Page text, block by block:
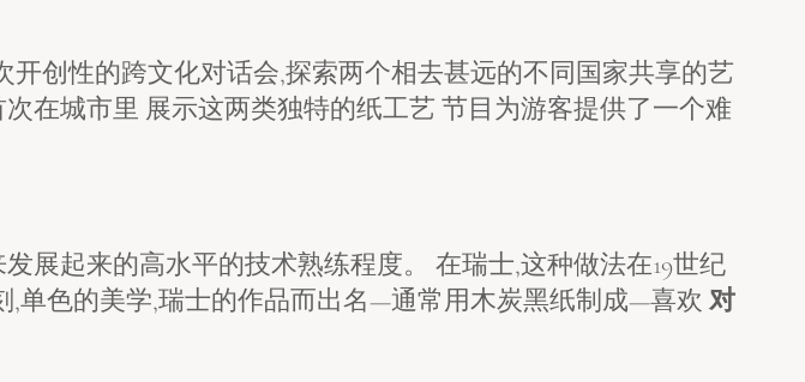
创性的跨文化对话会,探索两个相去甚远的不同国家共享的艺
在城市里 展示这两类独特的纸工艺 节目为游客提供了一个难
展起来的高水平的技术熟练程度。 在瑞士,这种做法在19世纪
,单色的美学,瑞士的作品而出名—通常用木炭黑纸制成—喜欢 对